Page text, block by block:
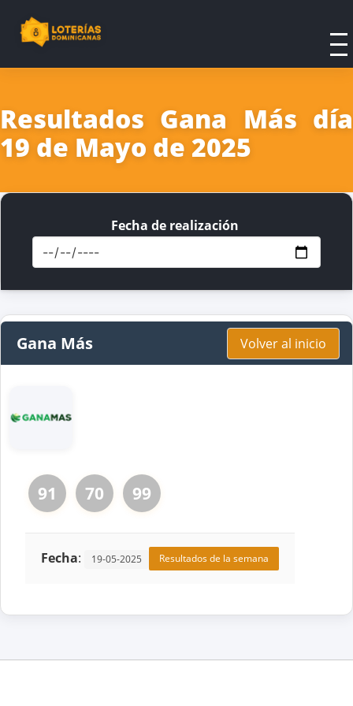
Resultados Gana Más día
19 de Mayo de 2025
Fecha de realización
Gana Más Volver al inicio
91 70 99
Fecha: 19-05-2025 Resultados de la semana